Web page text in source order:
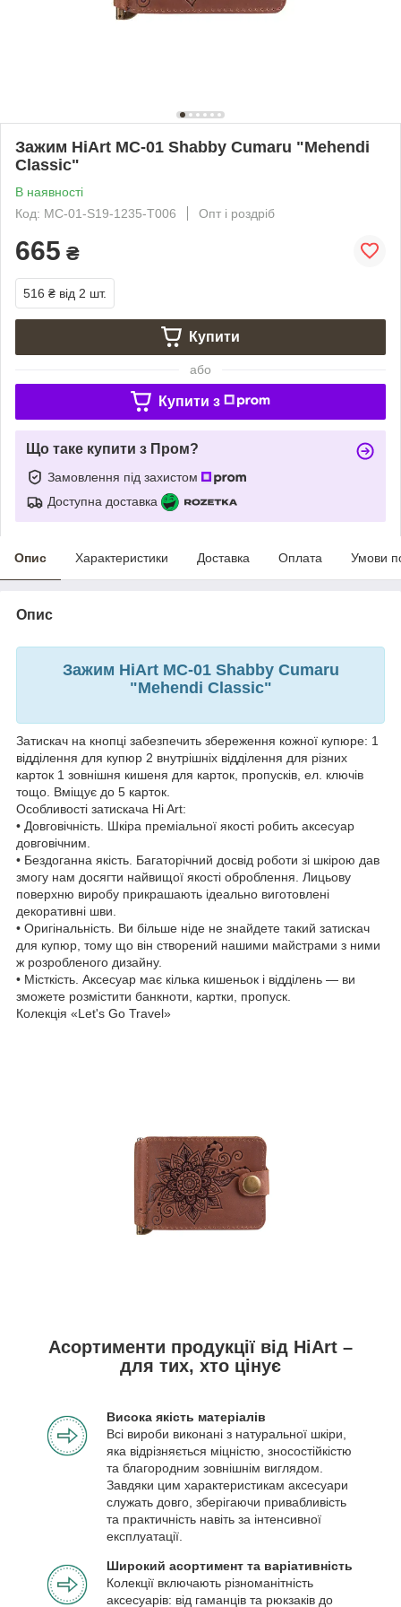
Зажим HiArt MC-01 Shabby Cumaru "Mehendi
Classic"
В наявності
Код: MC-01-S19-1235-T006
Опт і роздріб
665 ₴
516 ₴ від 2 шт.
Купити
або
Купити з
Що таке купити з Пром?
Замовлення під захистом
Доступна доставка
Опис Характеристики Доставка Оплата Умови
Опис
Зажим HiArt MC-01 Shabby Cumaru
"Mehendi Classic"
Затискач на кнопці забезпечить збереження кожної купюре: 1
відділення для купюр 2 внутрішніх відділення для різних
карток 1 зовнішня кишеня для карток, пропусків, ел. ключів
тощо. Вміщує до 5 карток.
Особливості затискача Hi Art:
• Довговічність. Шкіра преміальної якості робить аксесуар
довговічним.
• Бездоганна якість. Багаторічний досвід роботи зі шкірою дав
змогу нам досягти найвищої якості оброблення. Лицьову
поверхню виробу прикрашають ідеально виготовлені
декоративні шви.
• Оригінальність. Ви більше ніде не знайдете такий затискач
для купюр, тому що він створений нашими майстрами з ними
ж розробленого дизайну.
• Місткість. Аксесуар має кілька кишеньок і відділень — ви
зможете розмістити банкноти, картки, пропуск.
Колекція «Let's Go Travel»
Асортименти продукції від HiArt –
для тих, хто цінує
Висока якість матеріалів
Всі вироби виконані з натуральної шкіри,
яка відрізняється міцністю, зносостійкістю
та благородним зовнішнім виглядом.
Завдяки цим характеристикам аксесуари
служать довго, зберігаючи привабливість
та практичність навіть за інтенсивної
експлуатації.
Широкий асортимент та варіативність
Колекції включають різноманітність
аксесуарів: від гаманців та рюкзаків до